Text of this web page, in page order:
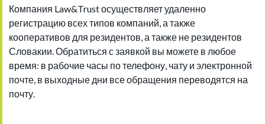
Компания Law&Trust осуществляет удаленно
регистрацию всех типов компаний, а также
кооперативов для резидентов, а также не резидентов
Словакии. Обратиться с заявкой вы можете в любое
время: в рабочие часы по телефону, чату и электронной
почте, в выходные дни все обращения переводятся на
почту.